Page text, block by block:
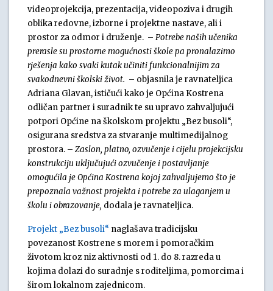
videoprojekcija, prezentacija, videopoziva i drugih
oblika redovne, izborne i projektne nastave, ali i
prostor za odmor i druženje. – Potrebe naših učenika
prerasle su prostorne mogućnosti škole pa pronalazimo
rješenja kako svaki kutak učiniti funkcionalnijim za
svakodnevni školski život. – objasnila je ravnateljica
Adriana Glavan, ističući kako je Općina Kostrena
odličan partner i suradnik te su upravo zahvaljujući
potpori Općine na školskom projektu „Bez busoli“,
osigurana sredstva za stvaranje multimedijalnog
prostora. – Zaslon, platno, ozvučenje i cijelu projekcijsku
konstrukciju uključujući ozvučenje i postavljanje
omogućila je Općina Kostrena kojoj zahvaljujemo što je
prepoznala važnost projekta i potrebe za ulaganjem u
školu i obrazovanje, dodala je ravnateljica.
Projekt „Bez busoli“ naglašava tradicijsku
povezanost Kostrene s morem i pomoračkim
životom kroz niz aktivnosti od 1. do 8. razreda u
kojima dolazi do suradnje s roditeljima, pomorcima i
širom lokalnom zajednicom.